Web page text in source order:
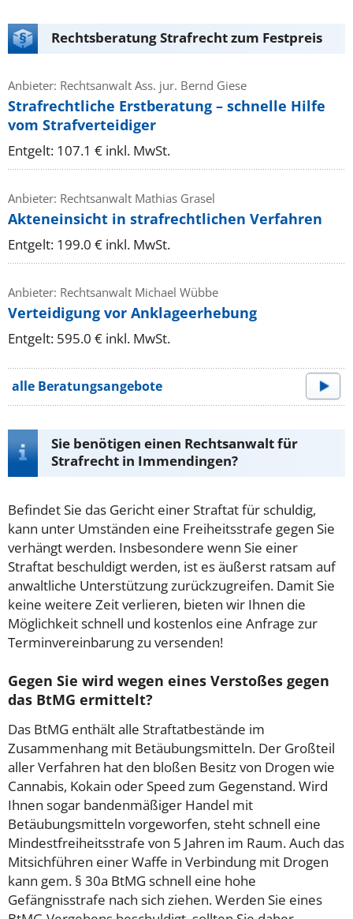
Rechtsberatung Strafrecht zum Festpreis
Anbieter: Rechtsanwalt Ass. jur. Bernd Giese
Strafrechtliche Erstberatung – schnelle Hilfe
vom Strafverteidiger
Entgelt: 107.1 € inkl. MwSt.
Anbieter: Rechtsanwalt Mathias Grasel
Akteneinsicht in strafrechtlichen Verfahren
Entgelt: 199.0 € inkl. MwSt.
Anbieter: Rechtsanwalt Michael Wübbe
Verteidigung vor Anklageerhebung
Entgelt: 595.0 € inkl. MwSt.
alle Beratungsangebote
Sie benötigen einen Rechtsanwalt für
Strafrecht in Immendingen?
Befindet Sie das Gericht einer Straftat für schuldig,
kann unter Umständen eine Freiheitsstrafe gegen Sie
verhängt werden. Insbesondere wenn Sie einer
Straftat beschuldigt werden, ist es äußerst ratsam auf
anwaltliche Unterstützung zurückzugreifen. Damit Sie
keine weitere Zeit verlieren, bieten wir Ihnen die
Möglichkeit schnell und kostenlos eine Anfrage zur
Terminvereinbarung zu versenden!
Gegen Sie wird wegen eines Verstoßes gegen
das BtMG ermittelt?
Das BtMG enthält alle Straftatbestände im
Zusammenhang mit Betäubungsmitteln. Der Großteil
aller Verfahren hat den bloßen Besitz von Drogen wie
Cannabis, Kokain oder Speed zum Gegenstand. Wird
Ihnen sogar bandenmäßiger Handel mit
Betäubungsmitteln vorgeworfen, steht schnell eine
Mindestfreiheitsstrafe von 5 Jahren im Raum. Auch das
Mitsichführen einer Waffe in Verbindung mit Drogen
kann gem. § 30a BtMG schnell eine hohe
Gefängnisstrafe nach sich ziehen. Werden Sie eines